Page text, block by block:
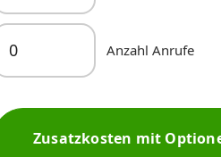
Anzahl Anrufe
Zusatzkosten mit